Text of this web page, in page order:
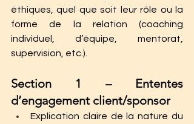
éthiques, quel que soit leur rôle ou la
forme de la relation (coaching
individuel, d’équipe, mentorat,
supervision, etc.).
Section 1 – Ententes
d’engagement client/sponsor
Explication claire de la nature du